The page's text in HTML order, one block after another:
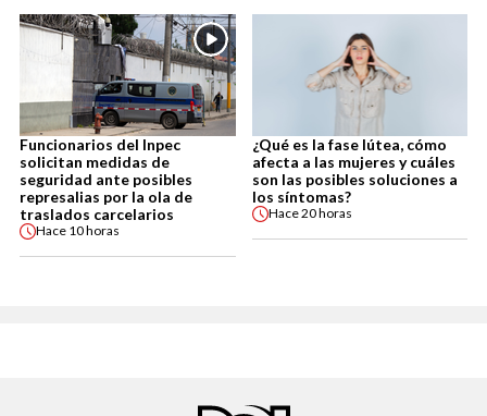
Funcionarios del Inpec
solicitan medidas de
seguridad ante posibles
represalias por la ola de
traslados carcelarios
Hace 10 horas
¿Qué es la fase lútea, cómo
afecta a las mujeres y cuáles
son las posibles soluciones a
los síntomas?
Hace20 horas